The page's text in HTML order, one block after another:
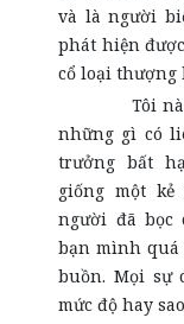
và là người
phát hiện
cổ loại thượng
Tôi nào có
những gì có
trưởng bất
giống một
người đã bọc
bạn mình quá
buồn. Mọi sự
mức độ hay